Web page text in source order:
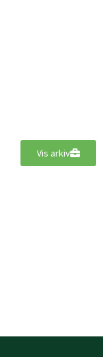
Vis arkiv